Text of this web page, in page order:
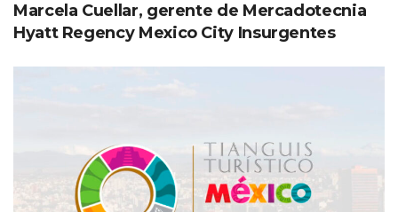
Marcela Cuellar, gerente de Mercadotecnia
Hyatt Regency Mexico City Insurgentes